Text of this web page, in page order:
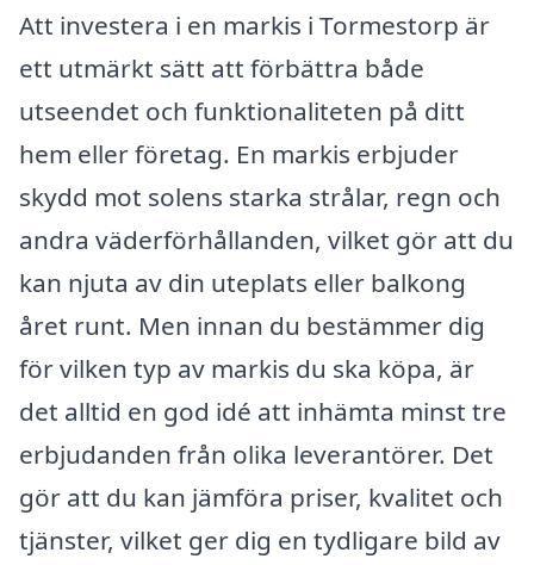
Att investera i en markis i Tormestorp är
ett utmärkt sätt att förbättra både
utseendet och funktionaliteten på ditt
hem eller företag. En markis erbjuder
skydd mot solens starka strålar, regn och
andra väderförhållanden, vilket gör att du
kan njuta av din uteplats eller balkong
året runt. Men innan du bestämmer dig
för vilken typ av markis du ska köpa, är
det alltid en god idé att inhämta minst tre
erbjudanden från olika leverantörer. Det
gör att du kan jämföra priser, kvalitet och
tjänster, vilket ger dig en tydligare bild av